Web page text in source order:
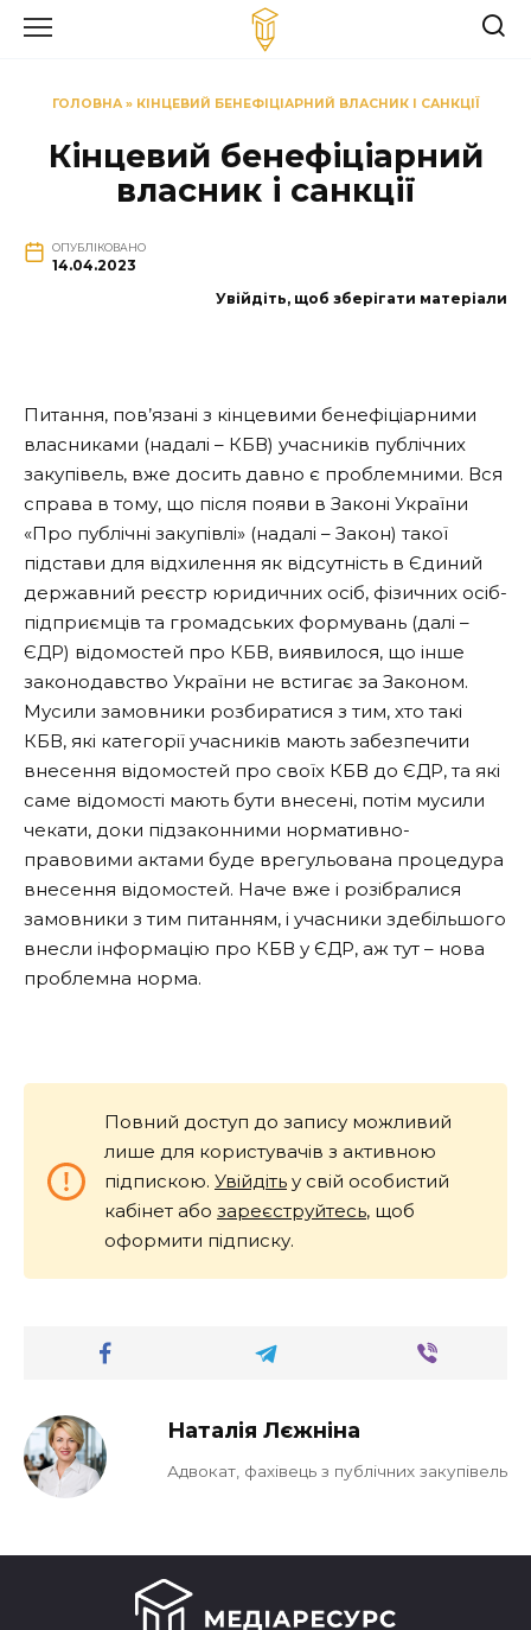
ГОЛОВНА» КІНЦЕВИЙ БЕНЕФІЦІАРНИЙ ВЛАСНИК І САНКЦІЇ
Кінцевий бенефіціарний
власник і санкції
ОПУБЛІКОВАНО
14.04.2023
Увійдіть, щоб зберігати матеріали
Питання, пов’язані з кінцевими бенефіціарними
власниками (надалі – КБВ) учасників публічних
закупівель, вже досить давно є проблемними. Вся
справа в тому, що після появи в Законі України
«Про публічні закупівлі» (надалі – Закон) такої
підстави для відхилення як відсутність в Єдиний
державний реєстр юридичних осіб, фізичних осіб-
підприємців та громадських формувань (далі –
ЄДР) відомостей про КБВ, виявилося, що інше
законодавство України не встигає за Законом.
Мусили замовники розбиратися з тим, хто такі
КБВ, які категорії учасників мають забезпечити
внесення відомостей про своїх КБВ до ЄДР, та які
саме відомості мають бути внесені, потім мусили
чекати, доки підзаконними нормативно-
правовими актами буде врегульована процедура
внесення відомостей. Наче вже і розібралися
замовники з тим питанням, і учасники здебільшого
внесли інформацію про КБВ у ЄДР, аж тут – нова
проблемна норма.
Повний доступ до запису можливий
лише для користувачів з активною
підпискою. Увійдіть у свій особистий
кабінет або зареєструйтесь, щоб
оформити підписку.
Наталія Лєжніна
Адвокат, фахівець з публічних закупівель